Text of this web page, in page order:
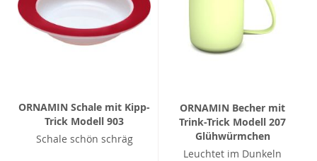
ORNAMIN Schale mit Kipp-
Trick Modell 903
Schale schön schräg
ORNAMIN Becher mit
Trink-Trick Modell 207
Glühwürmchen
Leuchtet im Dunkeln